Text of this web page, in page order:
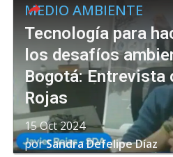
MEDIO AMBIENTE
Tecnología para
los desafíos
Bogotá: Entrevista
Rojas
15 Oct 2024
porSandra Defelipe Díaz